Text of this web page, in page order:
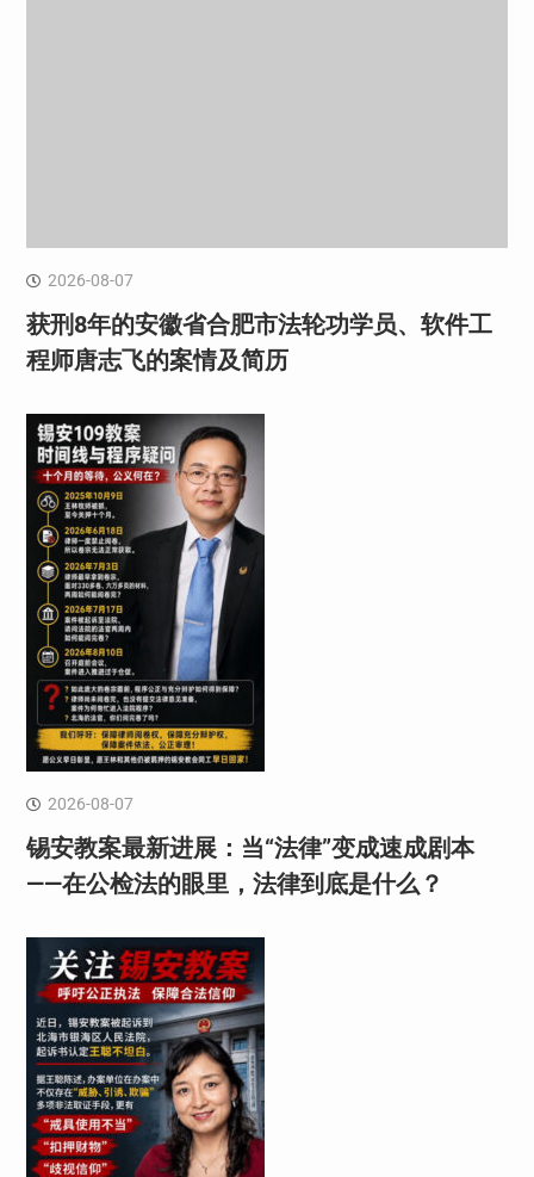
2026-08-07
获刑8年的安徽省合肥市法轮功学员、软件工
程师唐志飞的案情及简历
2026-08-07
锡安教案最新进展：当“法律”变成速成剧本
——在公检法的眼里，法律到底是什么？